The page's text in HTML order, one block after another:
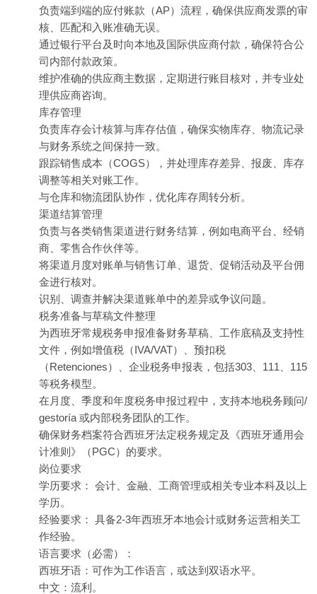
负责端到端的应付账款（AP）流程，确保供应商发票的审
核、匹配和入账准确无误。
通过银行平台及时向本地及国际供应商付款，确保符合公
司内部付款政策。
维护准确的供应商主数据，定期进行账目核对，并专业处
理供应商咨询。
库存管理
负责库存会计核算与库存估值，确保实物库存、物流记录
与财务系统之间保持一致。
跟踪销售成本（COGS），并处理库存差异、报废、库存
调整等相关对账工作。
与仓库和物流团队协作，优化库存周转分析。
渠道结算管理
负责与各类销售渠道进行财务结算，例如电商平台、经销
商、零售合作伙伴等。
将渠道月度对账单与销售订单、退货、促销活动及平台佣
金进行核对。
识别、调查并解决渠道账单中的差异或争议问题。
税务准备与草稿文件整理
为西班牙常规税务申报准备财务草稿、工作底稿及支持性
文件，例如增值税（IVA/VAT）、预扣税
（Retenciones）、企业税务申报表，包括303、111、115
等税务模型。
在月度、季度和年度税务申报过程中，支持本地税务顾问/
gestoría 或内部税务团队的工作。
确保财务档案符合西班牙法定税务规定及《西班牙通用会
计准则》（PGC）的要求。
岗位要求
学历要求： 会计、金融、工商管理或相关专业本科及以上
学历。
经验要求： 具备2-3年西班牙本地会计或财务运营相关工
作经验。
语言要求（必需）：
西班牙语：可作为工作语言，或达到双语水平。
中文：流利。